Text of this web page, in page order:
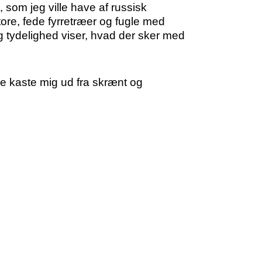
som jeg ville have af russisk
fede fyrretræer og fugle med
viser, hvad der sker med
kaste mig ud fra skrænt og